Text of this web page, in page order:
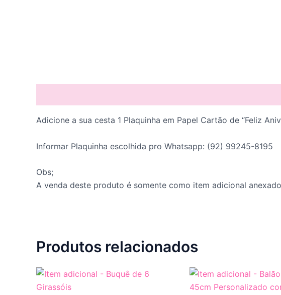
Adicione a sua cesta 1 Plaquinha em Papel Cartão de “Feliz
Informar Plaquinha escolhida pro Whatsapp: (92) 99245-8195
Obs;
A venda deste produto é somente como item adicional
Produtos relacionados